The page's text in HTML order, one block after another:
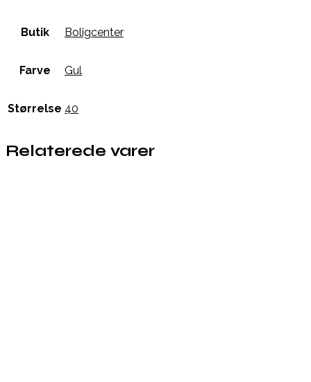
Butik Boligcenter
Farve Gul
Størrelse 40
Relaterede varer